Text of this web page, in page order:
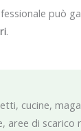
cucine,
aree di scarico
può
.